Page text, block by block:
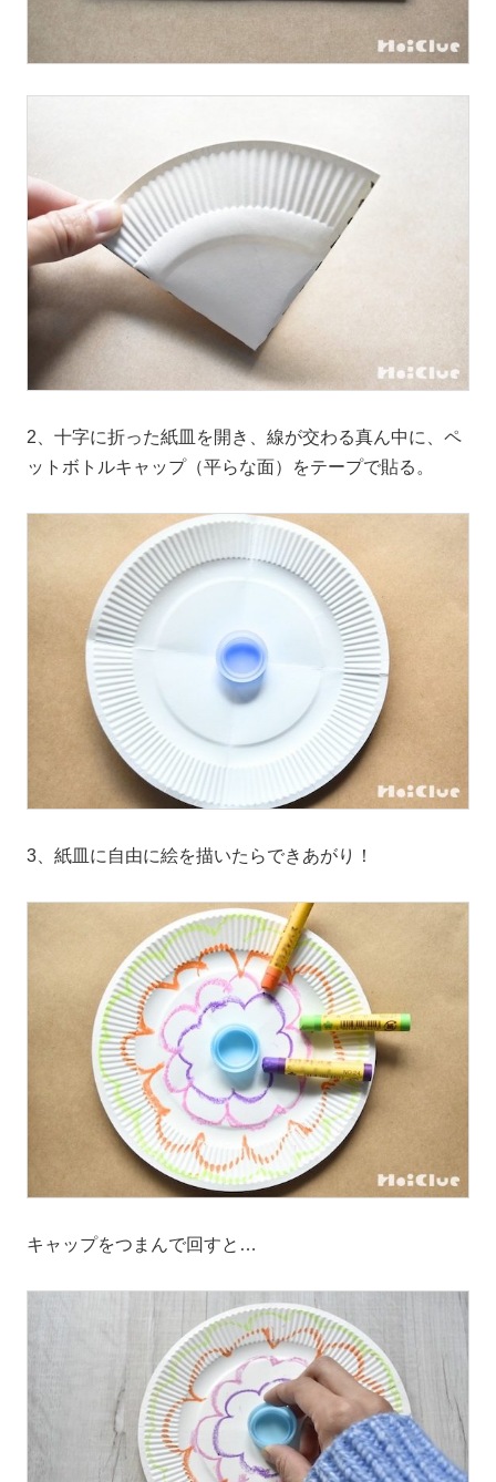
2、十字に折った紙皿を開き、線が交わる真ん中に、ペ
ットボトルキャップ（平らな面）をテープで貼る。
3、紙皿に自由に絵を描いたらできあがり！
キャップをつまんで回すと…